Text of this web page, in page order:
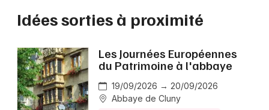
Idées sorties à proximité
Les Journées Européennes
du Patrimoine à l'abbaye
19/09/2026 → 20/09/2026
Abbaye de Cluny